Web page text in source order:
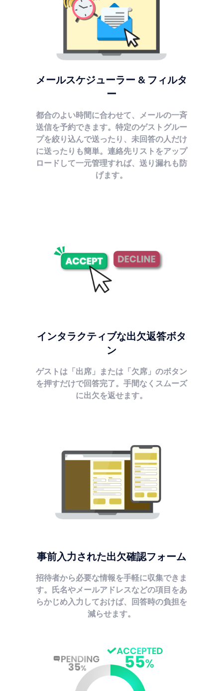
メールスケジューラー & フィルタ
ー
都合のよい時間に合わせて、メールの一斉
送信を予約できます。特定のゲストグルー
プを絞り込んで送ったり、未回答の人だけ
に送ったりも簡単。連絡先リストをアップ
ロードして一元管理すれば、送り漏れも防
げます。
インタラクティブな出欠返答ボタ
ン
ゲストは「出席」または「欠席」のボタン
を押すだけで回答完了。手間なくスムーズ
に出欠を返せます。
事前入力された出欠確認フォーム
招待者から必要な情報を手軽に収集できま
す。氏名やメールアドレスなどの項目をあ
らかじめ入力しておけば、回答時の負担を
減らせます。